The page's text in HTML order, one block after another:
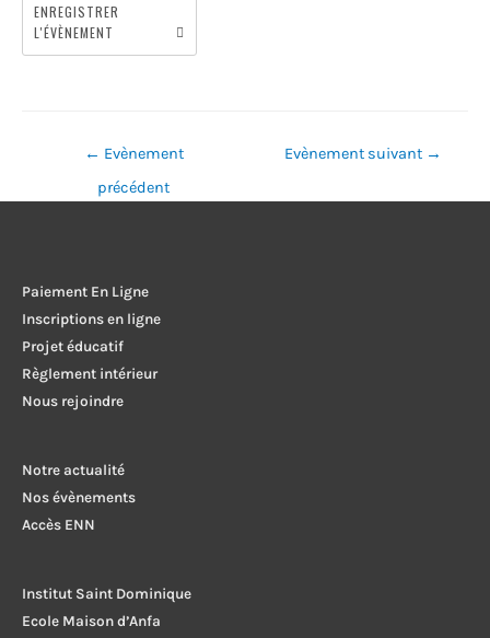
ENREGISTRER
L'ÉVÈNEMENT
Navigation
← Evènement
précédent
Evènement suivant →
Paiement En Ligne
Inscriptions en ligne
Projet éducatif
Règlement intérieur
Nous rejoindre
Notre actualité
Nos évènements
Accès ENN
Institut Saint Dominique
Ecole Maison d’Anfa